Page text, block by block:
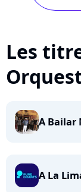
Les
A Bailar
A La